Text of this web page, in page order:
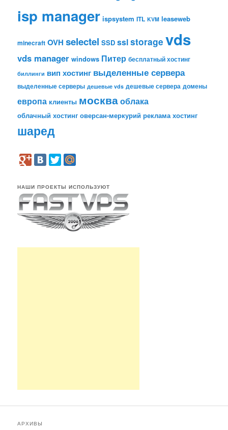
isp manager ispsystem ITL KVM leaseweb
minecraft OVH selectel SSD sslstorage vds
vds manager windows Питер бесплатный хостинг
биллинги вип хостинг выделенные сервера
выделенные серверы дешевые vds дешевые сервера домены
европа клиенты москваоблака
облачный хостинг оверсан-меркурий реклама хостинг
шаред
НАШИ ПРОЕКТЫ ИСПОЛЬЗУЮТ
АРХИВЫ